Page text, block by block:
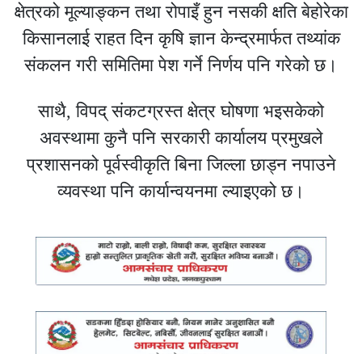
क्षेत्रको मूल्याङ्कन तथा रोपाइँ हुन नसकी क्षति बेहोरेका
किसानलाई राहत दिन कृषि ज्ञान केन्द्रमार्फत तथ्यांक
संकलन गरी समितिमा पेश गर्ने निर्णय पनि गरेको छ।
साथै, विपद् संकटग्रस्त क्षेत्र घोषणा भइसकेको
अवस्थामा कुनै पनि सरकारी कार्यालय प्रमुखले
प्रशासनको पूर्वस्वीकृति बिना जिल्ला छाड्न नपाउने
व्यवस्था पनि कार्यान्वयनमा ल्याइएको छ।